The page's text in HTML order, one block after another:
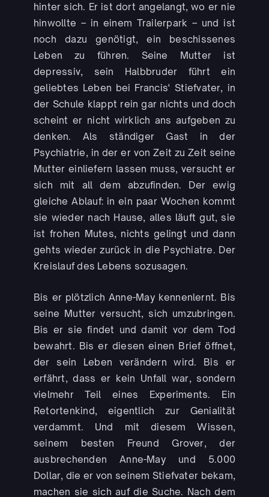
hinter sich. Er ist dort angelangt, wo er nie
hinwollte – in einem Trailerpark – und ist
noch dazu genötigt, ein beschissenes
Leben zu führen. Seine Mutter ist
depressiv, sein Halbbruder führt ein
geliebtes Leben bei Francis‘ Stiefvater, in
der Schule klappt rein gar nichts und doch
scheint er nicht wirklich ans aufgeben zu
denken. Als ständiger Gast in der
Psychiatrie, in der er von Zeit zu Zeit seine
Mutter einliefern lassen muss, versucht er
sich mit all dem abzufinden. Der ewig
gleiche Ablauf: in ein paar Wochen kommt
sie wieder nach Hause, alles läuft gut, sie
ist frohen Mutes, nichts gelingt und dann
gehts wieder zurück in die Psychiatre. Der
Kreislauf des Lebens sozusagen.
Bis er plötzlich Anne-May kennenlernt. Bis
seine Mutter versucht, sich umzubringen.
Bis er sie findet und damit vor dem Tod
bewahrt. Bis er diesen einen Brief öffnet,
der sein Leben verändern wird. Bis er
erfährt, dass er kein Unfall war, sondern
vielmehr Teil eines Experiments. Ein
Retortenkind, eigentlich zur Genialität
verdammt. Und mit diesem Wissen,
seinem besten Freund Grover, der
ausbrechenden Anne-May und 5.000
Dollar, die er von seinem Stiefvater bekam,
machen sie sich auf die Suche. Nach dem